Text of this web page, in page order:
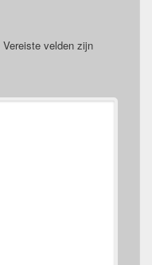
Vereiste velden zijn